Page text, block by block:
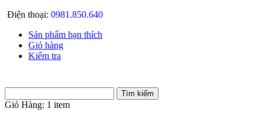
Điện thoại: 0981.850.640
Sản phẩm bạn thích
Giỏ hàng
Kiểm tra
Giỏ Hàng: 1 item